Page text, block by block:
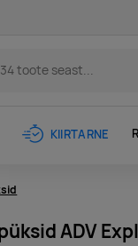
KIIRTARNE
ADV